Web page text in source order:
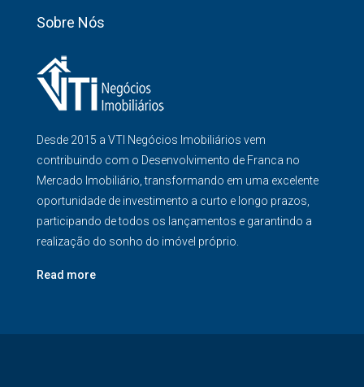
Sobre Nós
Desde 2015 a VTI Negócios Imobiliários vem
contribuindo com o Desenvolvimento de Franca no
Mercado Imobiliário, transformando em uma excelente
oportunidade de investimento a curto e longo prazos,
participando de todos os lançamentos e garantindo a
realização do sonho do imóvel próprio.
Read more